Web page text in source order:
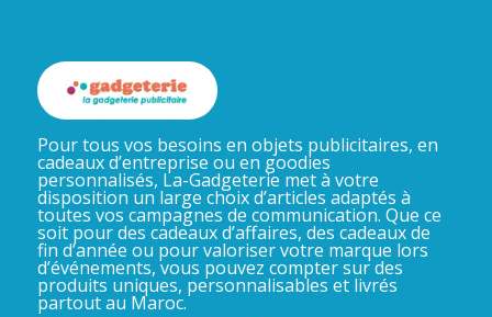
Pour tous vos besoins en objets publicitaires, en
cadeaux d’entreprise ou en goodies
personnalisés, La-Gadgeterie met à votre
disposition un large choix d’articles adaptés à
toutes vos campagnes de communication. Que ce
soit pour des cadeaux d’affaires, des cadeaux de
fin d’année ou pour valoriser votre marque lors
d’événements, vous pouvez compter sur des
produits uniques, personnalisables et livrés
partout au Maroc.